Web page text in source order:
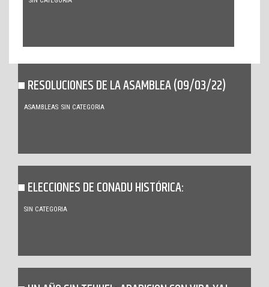
RESOLUCIONES DE LA ASAMBLEA (09/03/22)
ASAMBLEAS SIN CATEGORIA
ELECCIONES DE CONADU HISTÓRICA:
SIN CATEGORIA